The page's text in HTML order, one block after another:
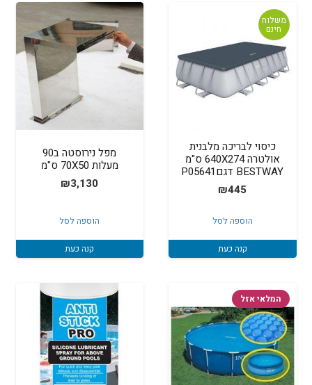
משלוח
חינם
כיסוי לבריכה מלבנית
אולטרה 640X274 ס"מ
BESTWAY דגםP05641
₪445
הוספה לסל
קנה כעת
מפל נירוסטה ב90
מעלות 70X50 ס"מ
₪3,130
הוספה לסל
קנה כעת
המלאי אזל